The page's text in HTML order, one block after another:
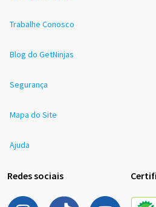
Trabalhe Conosco
Blog do GetNinjas
Segurança
Mapa do Site
Ajuda
Redes sociais